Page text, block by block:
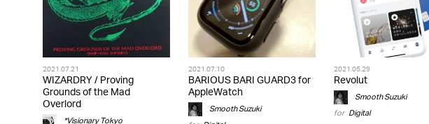
2021.07.21
WIZARDRY / Proving
Grounds of the Mad
Overlord
2021.07.10
BARIOUS BARI GUARD3 for
AppleWatch
Smooth Suzuki
2021.05.29
Revolut
Smooth Suzuki
for Digital